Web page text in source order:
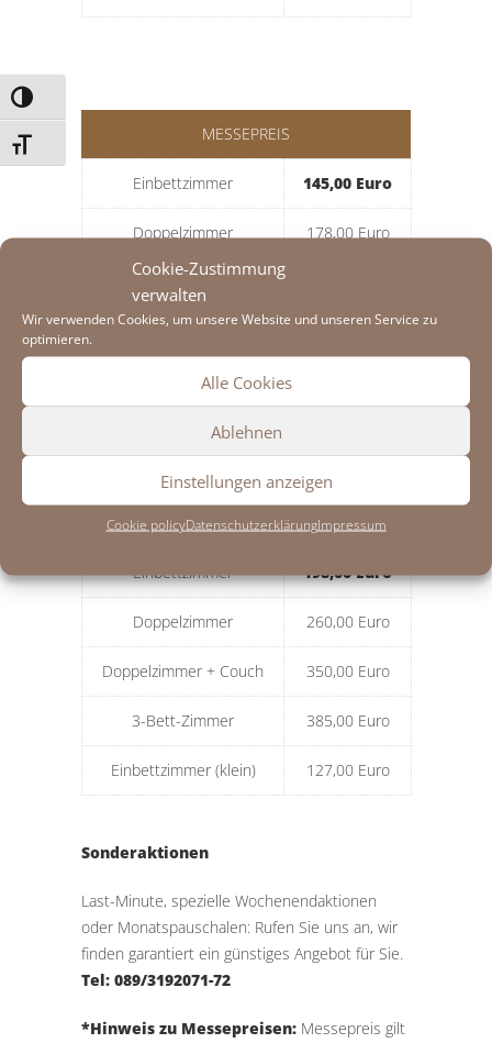
Cookie-Zustimmung
verwalten
Wir verwenden Cookies, um unsere Website und unseren Service zu
optimieren.
Alle Cookies
Ablehnen
Einstellungen anzeigen
Cookie policyDatenschutzerklärungImpressum
Umschalten auf hohe Kontraste
Schrift vergrößern
MESSEPREIS
Einbettzimmer 145,00 Euro
Doppelzimmer 178,00 Euro
Doppelzimmer + Couch
3-Bett-Zimmer 250,00 Euro
Einbettzimmer (klein)
OKTOBERFESTPREIS
Einbettzimmer 198,00 Euro
Doppelzimmer 260,00 Euro
Doppelzimmer + Couch 350,00 Euro
3-Bett-Zimmer 385,00 Euro
Einbettzimmer (klein) 127,00 Euro
Sonderaktionen
Last-Minute, spezielle Wochenendaktionen
oder Monatspauschalen: Rufen Sie uns an, wir
finden garantiert ein günstiges Angebot für Sie.
Tel: 089/3192071-72
*Hinweis zu Messepreisen: Messepreis gilt